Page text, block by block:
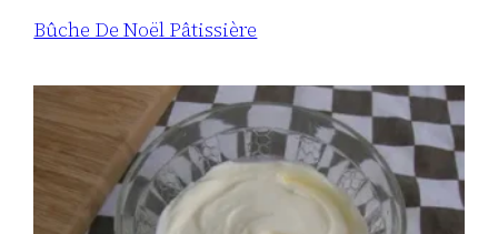
Bûche De Noël Pâtissière